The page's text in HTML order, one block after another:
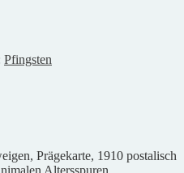
Pfingsten
Prägekarte, 1910 postalisch
Altersspuren.